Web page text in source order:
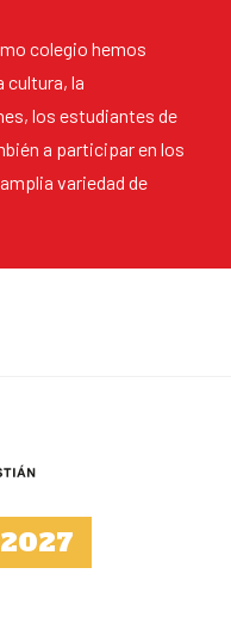
colegio hemos
cultura, la
los estudiantes de
a participar en los
variedad de